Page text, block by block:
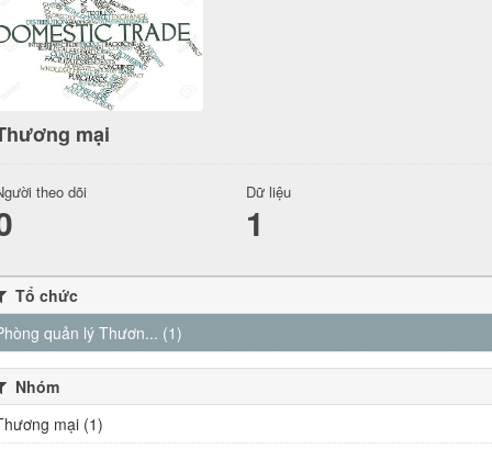
mại
theo dõi Dữ liệu
1
Tổ chức
quản lý Thươn... (1)
Nhóm
mại (1)